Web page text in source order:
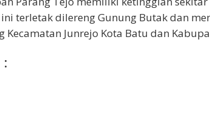
terletak dilereng Gunung Butak dan
Junrejo Kota Batu dan